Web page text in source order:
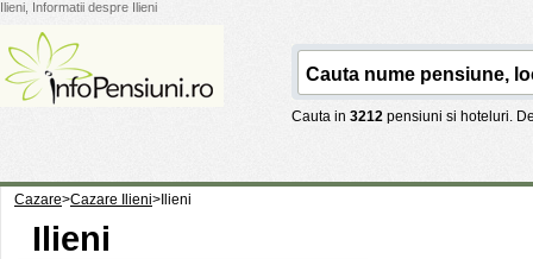
Ilieni, Informatii despre Ilieni
Cauta in 3212 pensiuni si hoteluri.
Cazare>Cazare Ilieni> Ilieni
Ilieni